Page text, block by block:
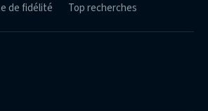
de fidélité Top recherches